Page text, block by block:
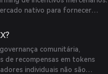
nativo para fornecer
de negociação.
comunitária,
de recompensas em tokens
individuais não são